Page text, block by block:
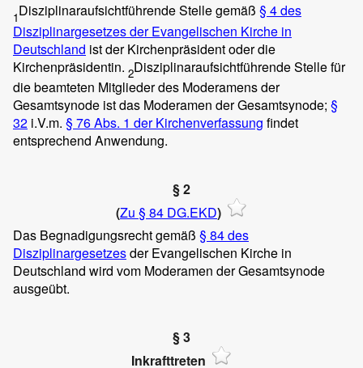
1Disziplinaraufsichtführende Stelle gemäß § 4 des
Disziplinargesetzes der Evangelischen Kirche in
Deutschland ist der Kirchenpräsident oder die
Kirchenpräsidentin. 2Disziplinaraufsichtführende Stelle für
die beamteten Mitglieder des Moderamens der
Gesamtsynode ist das Moderamen der Gesamtsynode; §
32 i.V.m. § 76 Abs. 1 der Kirchenverfassung findet
entsprechend Anwendung.
§ 2
(Zu § 84 DG.EKD)
Das Begnadigungsrecht gemäß § 84 des
Disziplinargesetzesder Evangelischen Kirche in
Deutschland wird vom Moderamen der Gesamtsynode
ausgeübt.
§ 3
Inkrafttreten